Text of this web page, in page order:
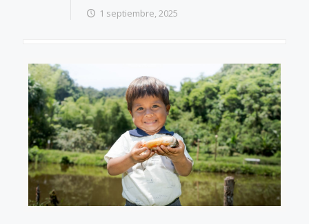
1 septiembre, 2025